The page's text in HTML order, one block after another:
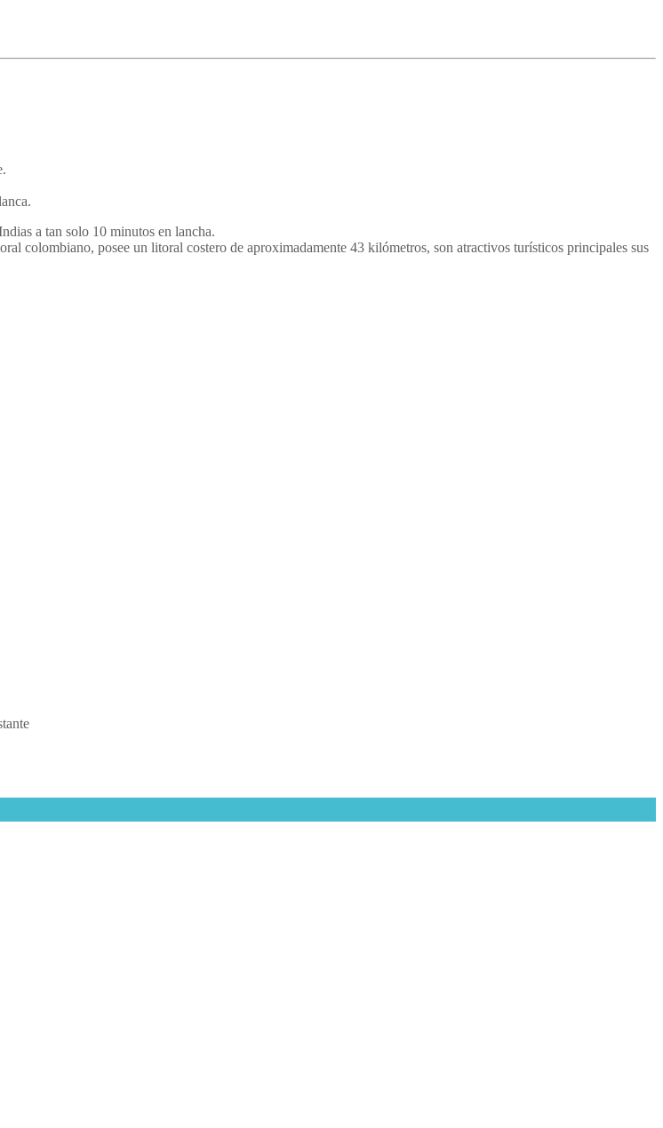
a tan solo 10 minutos en lancha.
colombiano, posee un litoral costero de aproximadamente 43 kilómetros, son atractivos turísticos principales sus